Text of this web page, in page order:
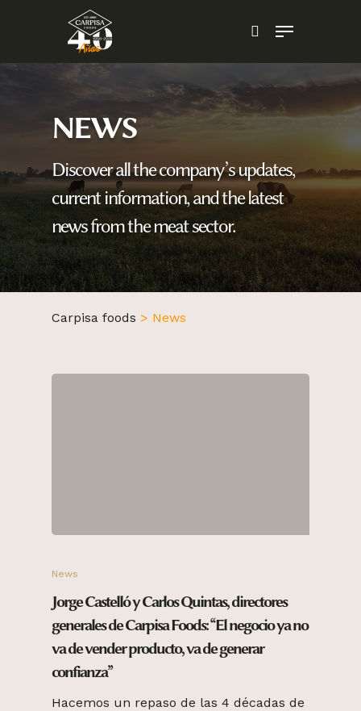
content
search
Menu
NEWS
Discover all the company’s updates,
current information, and the latest
news from the meat sector.
Carpisa foods > News
News
Jorge Castelló y Carlos Quintas, directores
generales de Carpisa Foods: “El negocio ya no
va de vender producto, va de generar
confianza”
Hacemos un repaso de las 4 décadas de